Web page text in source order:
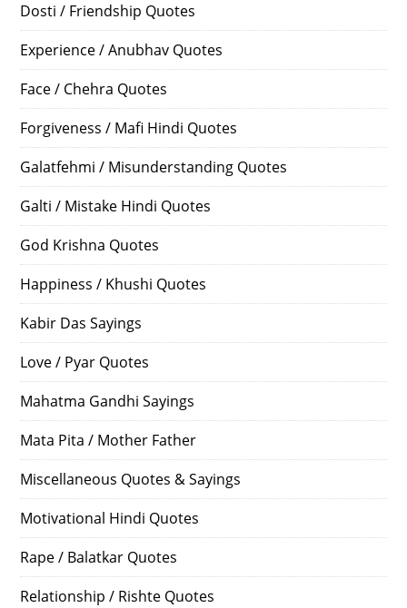
Dosti / Friendship Quotes
Experience / Anubhav Quotes
Face / Chehra Quotes
Forgiveness / Mafi Hindi Quotes
Galatfehmi / Misunderstanding Quotes
Galti / Mistake Hindi Quotes
God Krishna Quotes
Happiness / Khushi Quotes
Kabir Das Sayings
Love / Pyar Quotes
Mahatma Gandhi Sayings
Mata Pita / Mother Father
Miscellaneous Quotes & Sayings
Motivational Hindi Quotes
Rape / Balatkar Quotes
Relationship / Rishte Quotes